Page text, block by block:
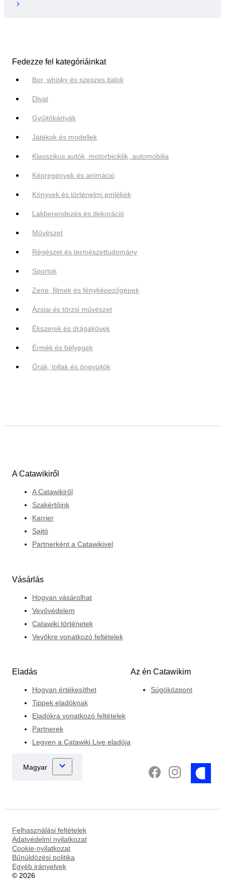
Fedezze fel kategóriáinkat
Bor, whisky és szeszes italok
Divat
Gyűjtőkártyák
Játékok és modellek
Klasszikus autók, motorbiciklik, automobilia
Képregények és animáció
Könyvek és történelmi emlékek
Lakberendezés és dekoráció
Művészet
Régészet és természettudomány
Sportok
Zene, filmek és fényképezőgépek
Ázsiai és törzsi művészet
Ékszerek és drágakövek
Érmék és bélyegek
Órák, tollak és öngyújtók
A Catawikiről
A Catawikiről
Szakértőink
Karrier
Sajtó
Partnerként a Catawikivel
Vásárlás
Hogyan vásárolhat
Vevővédelem
Catawiki történetek
Vevőkre vonatkozó feltételek
Eladás
Hogyan értékesíthet
Tippek eladóknak
Eladókra vonatkozó feltételek
Partnerek
Legyen a Catawiki Live eladója
Az én Catawikim
Súgóközpont
Felhasználási feltételek
Adatvédelmi nyilatkozat
Cookie-nyilatkozat
Bűnüldözési politika
Egyéb irányelvek
© 2026